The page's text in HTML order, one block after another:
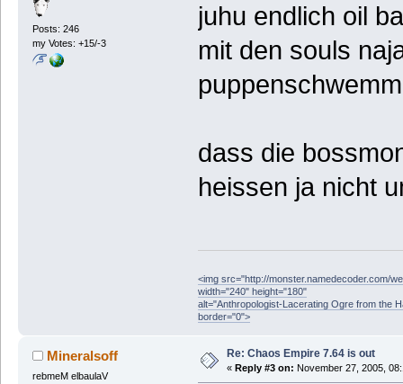
Posts: 246
my Votes: +15/-3
juhu endlich oil
mit den souls
dass die
heissen ja nicht
<img src="http://monster.namedecoder.com/
width="240" height="180"
alt="Anthropologist-Lacerating Ogre from the
border="0">
Mineralsoff
rebmeM elbaulaV
Re: Chaos Empire 7.64 is out
« Reply #3 on: November 27, 2005,